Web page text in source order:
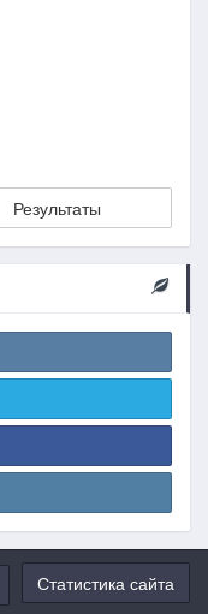
Результаты
Статистика сайта